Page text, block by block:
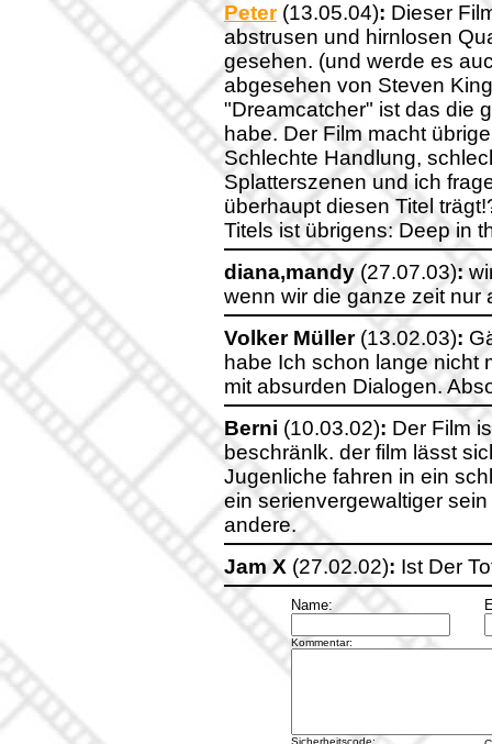
Peter(13.05.04): Dieser
abstrusen und hirnlosen
gesehen. (und werde es
abgesehen von Steven
"Dreamcatcher" ist das die
habe. Der Film macht
Schlechte Handlung,
Splatterszenen und ich
überhaupt diesen Titel
Titels ist übrigens: Deep in
diana,mandy (27.07.03):
wenn wir die ganze zeit
Volker Müller(13.02.03):
habe Ich schon lange nicht
mit absurden Dialogen.
Berni (10.03.02): Der Film
beschränlk. der film lässt
Jugenliche fahren in ein
ein serienvergewaltiger
andere.
Jam X (27.02.02): Ist Der
Name:
Kommentar:
Sicherheitscode: